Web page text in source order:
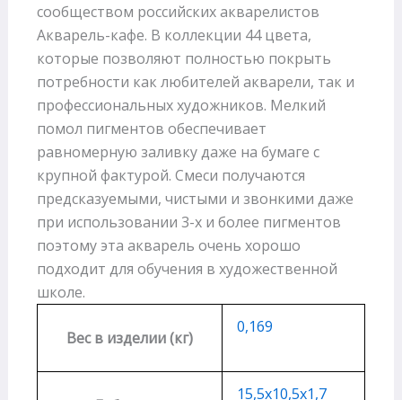
сообществом российских акварелистов
Акварель-кафе. В коллекции 44 цвета,
которые позволяют полностью покрыть
потребности как любителей акварели, так и
профессиональных художников. Мелкий
помол пигментов обеспечивает
равномерную заливку даже на бумаге с
крупной фактурой. Смеси получаются
предсказуемыми, чистыми и звонкими даже
при использовании 3-х и более пигментов
поэтому эта акварель очень хорошо
подходит для обучения в художественной
школе.
Вес в изделии (кг)
0,169
15,5х10,5х1,7